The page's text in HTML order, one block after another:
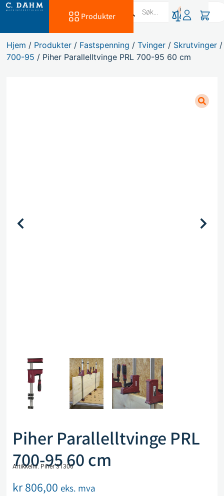
Produkter
0
Hjem / Produkter / Fastspenning /Tvinger / Skrutvinger
700-95 / Piher Parallelltvinge PRL 700-95 60 cm
Piher Parallelltvinge PRL
700-95 60 cm
Artikkelnr. Piher 31306
kr806,00 eks. mva